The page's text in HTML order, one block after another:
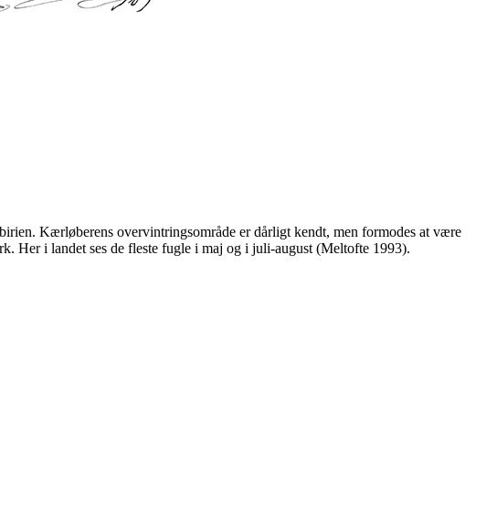
Kærløberens overvintringsområde er dårligt kendt, men formodes at være
Her i landet ses de fleste fugle i maj og i juli-august (Meltofte 1993).